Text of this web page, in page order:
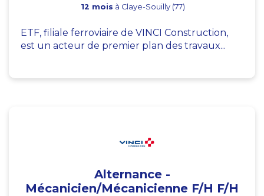
12 mois à Claye-Souilly (77)
ETF, filiale ferroviaire de VINCI Construction,
est un acteur de premier plan des travaux...
Alternance -
Mécanicien/Mécanicienne F/H F/H